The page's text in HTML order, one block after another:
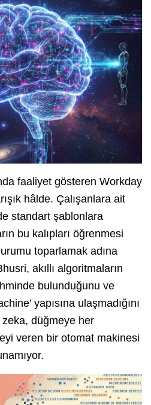
faaliyet gösteren Workday
hâlde. Çalışanlara ait
standart şablonlara
bu kalıpları öğrenmesi
toparlamak adına
akıllı algoritmaların
bulunduğunu ve
yapısına ulaşmadığını
düğmeye her
veren bir otomat makinesi